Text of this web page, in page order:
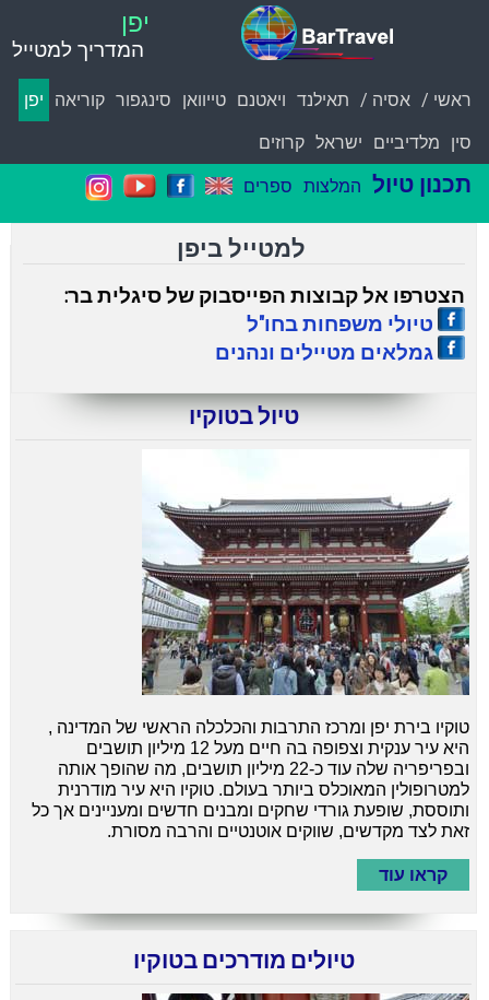
יפן
המדריך למטייל
ראשי / אסיה / תאילנד ויאטנם טייוואן סינגפור קוריאה יפן
סין מלדיביים ישראל קרוזים
תכנון טיול המלצות ספרים
למטייל ביפן
הצטרפו אל קבוצות הפייסבוק של סיגלית בר:
טיולי משפחות בחו"ל
גמלאים מטיילים ונהנים
טיול בטוקיו
טוקיו בירת יפן ומרכז התרבות והכלכלה הראשי של המדינה ,
היא עיר ענקית וצפופה בה חיים מעל 12 מיליון תושבים
ובפריפריה שלה עוד כ-22 מיליון תושבים, מה שהופך אותה
למטרופולין המאוכלס ביותר בעולם. טוקיו היא עיר מודרנית
ותוססת, שופעת גורדי שחקים ומבנים חדשים ומעניינים אך כל
זאת לצד מקדשים, שווקים אוטנטיים והרבה מסורת.
קראו עוד
טיולים מודרכים בטוקיו